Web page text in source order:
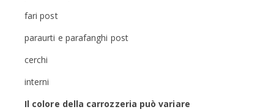
fari post
paraurti e parafanghi post
cerchi
interni
Il colore della carrozzeria può variare